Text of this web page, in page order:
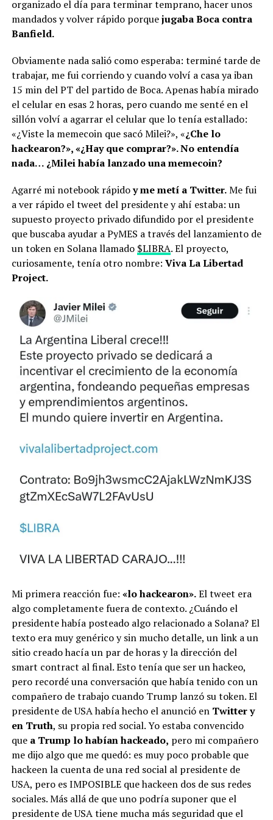
organizado el día para terminar temprano, hacer unos
mandados y volver rápido porquejugaba Boca contra
Banfield.
Obviamente nada salió como esperaba: terminé tarde de
trabajar, me fui corriendo y cuando volví a casa ya iban
15 min del PT del partido de Boca. Apenas había mirado
el celular en esas 2 horas, pero cuando me senté en el
sillón volví a agarrar el celular que lo tenía estallado:
«¿Viste la memecoin que sacó Milei?», «¿Che lo
hackearon?», «¿Hay que comprar?». No entendía
nada… ¿Milei había lanzado una memecoin?
Agarré mi notebook rápidoy me metí a Twitter.Me fui
a ver rápido el tweet del presidente y ahí estaba: un
supuesto proyecto privado difundido por el presidente
que buscaba ayudar a PyMES a través del lanzamiento de
un token en Solana llamado $LIBRA. El proyecto,
curiosamente, tenía otro nombre: Viva La Libertad
Project.
Mi primera reacción fue: «lo hackearon».El tweet era
algo completamente fuera de contexto. ¿Cuándo el
presidente había posteado algo relacionado a Solana? El
texto era muy genérico y sin mucho detalle, un link a un
sitio creado hacía un par de horas y la dirección del
smart contract al final. Esto tenía que ser un hackeo,
pero recordé una conversación que había tenido con un
compañero de trabajo cuando Trump lanzó su token. El
presidente de USA había hecho el anunció en Twitter y
en Truth, su propia red social. Yo estaba convencido
que a Trump lo habían hackeado, pero mi compañero
me dijo algo que me quedó: es muy poco probable que
hackeen la cuenta de una red social al presidente de
USA, pero es IMPOSIBLE que hackeen dos de sus redes
sociales. Más allá de que uno podría suponer que el
presidente de USA tiene mucha más seguridad que el